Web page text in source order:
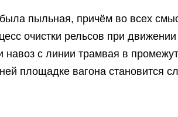
пыльная, причём во всех
очистки рельсов при
с линии трамвая в
площадке вагона